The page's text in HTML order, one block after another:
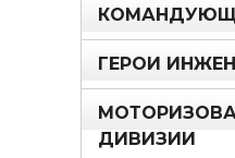
ГЕРОИ
ДИВИЗИИ